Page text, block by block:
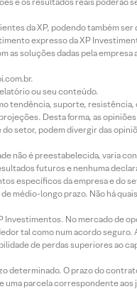
da XP, podendo também ser
expresso da XP
as soluções dadas pela empresa
ou seu conteúdo.
tendência, suporte, resistência,
Desta forma, as
setor, podem divergir das
não é preestabelecida, varia
futuros e nenhuma
específicos da empresa e do
médio-longo prazo. Não há
Investimentos. No mercado de
tal como num acordo seguro.
de perdas superiores ao
determinado. O prazo do
uma parcela correspondente aos